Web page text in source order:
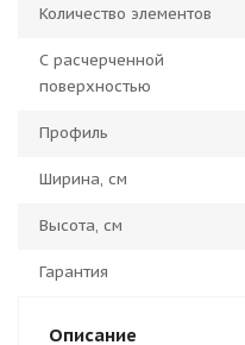
Количество элементов
С расчерченной
поверхностью
Профиль
Ширина, см
Высота, см
Гарантия
Описание